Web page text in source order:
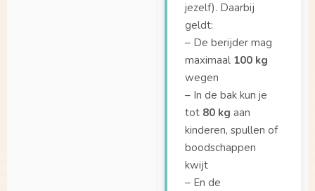
jezelf). Daarbij
geldt:
– De berijder mag
maximaal 100 kg
wegen
– In de bak kun je
tot 80 kg aan
kinderen, spullen of
boodschappen
kwijt
– En de